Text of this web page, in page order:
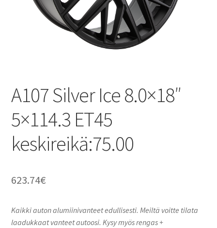
A107 Silver Ice 8.0×18″
5×114.3 ET45
keskireikä:75.00
623.74€
Kaikki auton alumiinivanteet edullisesti. Meiltä voitte tilata
laadukkaat vanteet autoosi. Kysy myös rengas +